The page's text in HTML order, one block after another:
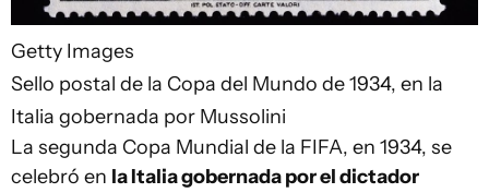
Getty Images
Sello postal de la Copa del Mundo de 1934, en la
Italia gobernada por Mussolini
La segunda Copa Mundial de la FIFA, en 1934, se
celebró en la Italia gobernada por el dictador